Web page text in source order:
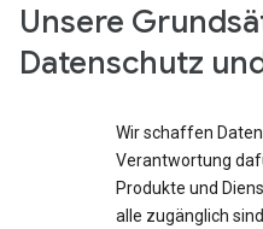
Unsere
Datenschutz
Wir schaffen
Verantwortung
Produkte und
alle zugänglich